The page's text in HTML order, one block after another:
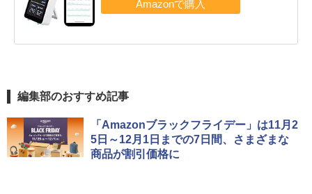
編集部のおすすめ記事
「Amazonブラックフライデー」は11月2
5日～12月1日までの7日間、さまざまな
商品が割引価格に